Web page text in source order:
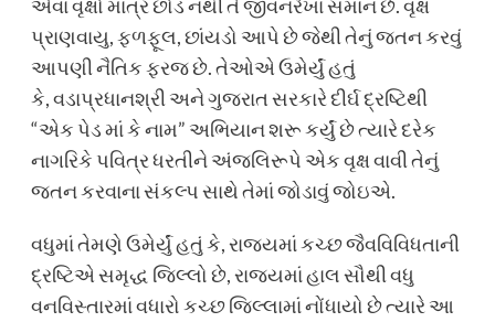
એવા વૃક્ષો માત્ર છોડ નથી તે જીવનરેખા સમાન છે. વૃક્ષ
પ્રાણવાયુ, ફળફૂલ, છાંયડો આપે છે જેથી તેનું જતન કરવું
આપણી નૈતિક ફરજ છે. તેઓએ ઉમેર્યું હતું
કે, વડાપ્રધાનશ્રી અને ગુજરાત સરકારે દીર્ઘ દ્રષ્ટિથી
“એક પેડ માં કે નામ” અભિયાન શરૂ કર્યું છે ત્યારે દરેક
નાગરિકે પવિત્ર ધરતીને અંજલિરૂપે એક વૃક્ષ વાવી તેનું
જતન કરવાના સંકલ્પ સાથે તેમાં જોડાવું જોઇએ.
વધુમાં તેમણે ઉમેર્યું હતું કે, રાજ્યમાં કચ્છ જૈવવિવિધતાની
દ્રષ્ટિએ સમૃદ્ધ જિલ્લો છે, રાજ્યમાં હાલ સૌથી વધુ
વનવિસ્તારમાં વધારો કચ્છ જિલ્લામાં નોંધાયો છે ત્યારે આ